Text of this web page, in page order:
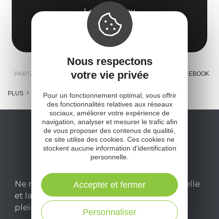
Le Païsserou
12270 Najac
Obtenir l'itinéraire
PARTAGER : E-MAIL MESSENGER FACEBOOK
PLUS
Ne manquez pas notre newsletter mensuelle
et laissez-vous inspirer pour profiter
pleinement de votre séjour en Aveyron.
Nous respectons
votre vie privée
Pour un fonctionnement optimal, vous offrir
des fonctionnalités relatives aux réseaux
sociaux, améliorer votre expérience de
navigation, analyser et mesurer le trafic afin
de vous proposer des contenus de qualité,
ce site utilise des cookies. Ces cookies ne
stockent aucune information d'identification
personnelle.
Personnaliser
Accepter et fermer